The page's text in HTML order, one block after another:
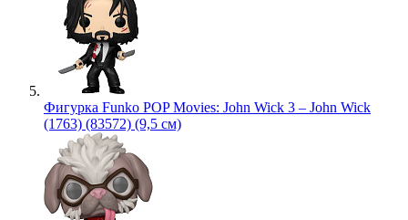
Фигурка Funko POP Movies: John Wick 3 – John Wick
(1763) (83572) (9,5 см)